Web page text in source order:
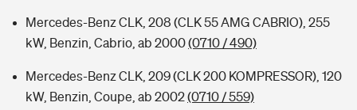
Mercedes-Benz CLK, 208 (CLK 55 AMG CABRIO), 255
kW, Benzin, Cabrio, ab 2000(0710 / 490)
Mercedes-Benz CLK, 209 (CLK 200 KOMPRESSOR), 120
kW, Benzin, Coupe, ab 2002(0710 / 559)